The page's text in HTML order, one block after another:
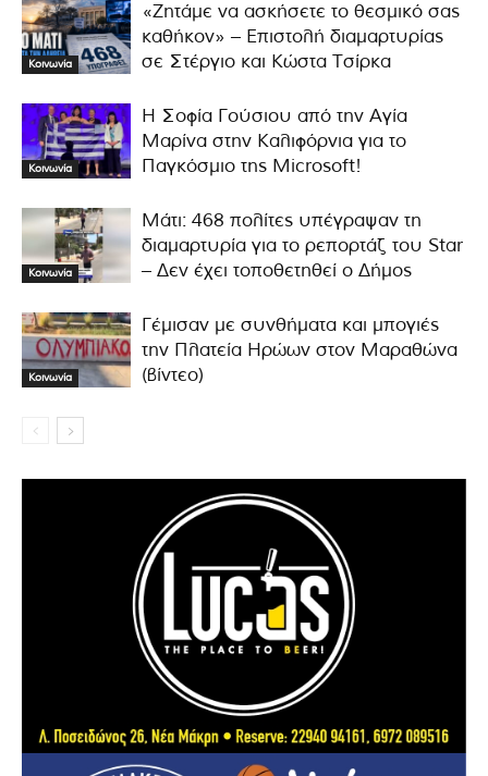
Κοινωνία
«Ζητάμε να ασκήσετε το θεσμικό σας
καθήκον» – Επιστολή διαμαρτυρίας
σε Στέργιο και Κώστα Τσίρκα
Κοινωνία
Η Σοφία Γούσιου από την Αγία
Μαρίνα στην Καλιφόρνια για το
Παγκόσμιο της Microsoft!
Κοινωνία
Μάτι: 468 πολίτες υπέγραψαν τη
διαμαρτυρία για το ρεπορτάζ του Star
– Δεν έχει τοποθετηθεί ο Δήμος
Κοινωνία
Γέμισαν με συνθήματα και μπογιές
την Πλατεία Ηρώων στον Μαραθώνα
(βίντεο)